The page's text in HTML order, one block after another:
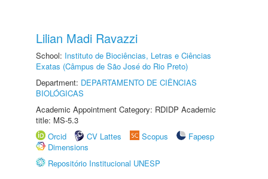
Lilian Madi Ravazzi
School: Instituto de Biociências, Letras e Ciências
Exatas (Câmpus de São José do Rio Preto)
Department: DEPARTAMENTO DE CIÊNCIAS
BIOLÓGICAS
Academic Appointment Category: RDIDP Academic
title: MS-5.3
Orcid
CV Lattes Scopus
Fapesp
Dimensions
Repositório Institucional UNESP